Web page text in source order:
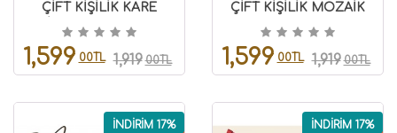
ÇİFT KİŞİLİK KARE
LACİVERT 8696474232117
1,599 00TL 1,919 00TL
ÇİFT KİŞİLİK MOZAİK
PUDRA 8696474232112
1,599 00TL 1,919 00TL
İNDİRİM 17% İNDİRİM 17%